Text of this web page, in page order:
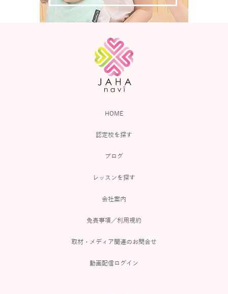
HOME
認定校を探す
ブログ
レッスンを探す
会社案内
免責事項／利用規約
取材・メディア関連のお問合せ
動画配信ログイン